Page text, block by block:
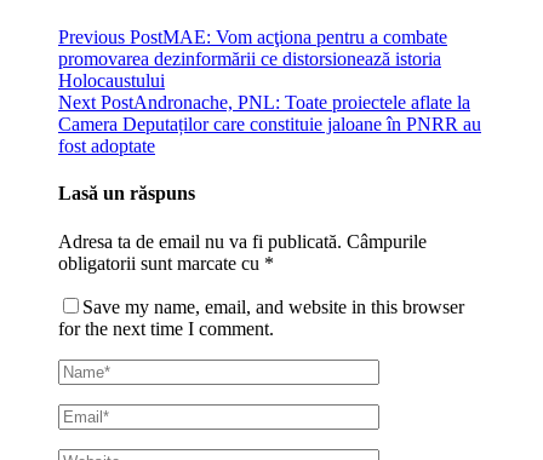
Previous PostMAE: Vom acţiona pentru a combate
promovarea dezinformării ce distorsionează istoria
Holocaustului
Next PostAndronache, PNL: Toate proiectele aflate la
Camera Deputaților care constituie jaloane în PNRR au
fost adoptate
Lasă un răspuns
Adresa ta de email nu va fi publicată. Câmpurile
obligatorii sunt marcate cu *
Save my name, email, and website in this browser
for the next time I comment.